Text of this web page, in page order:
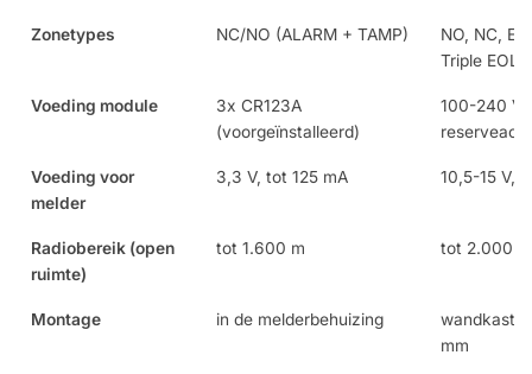
Zonetypes NC/NO (ALARM + TAMP)
NO, NC,
Triple EOL
Voeding module
3x CR123A
(voorgeïnstalleerd)
100-240 V
Voeding voor
melder
3,3 V, tot 125 mA 10,5-15 V,
Radiobereik (open
ruimte)
tot 1.600 m tot 2.000 m
Montage in de melderbehuizing
wandkast
mm